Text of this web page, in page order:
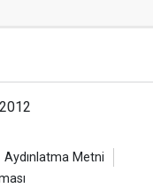
Aydınlatma Metni